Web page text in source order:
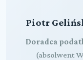
Piotr
Doradca
(absolwent